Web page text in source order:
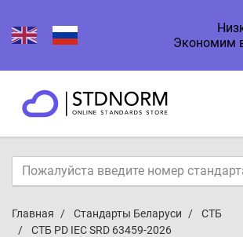
Экономим
Главная Стандарты Беларуси
СТБ
СТБ PD IEC SRD 63459-2026